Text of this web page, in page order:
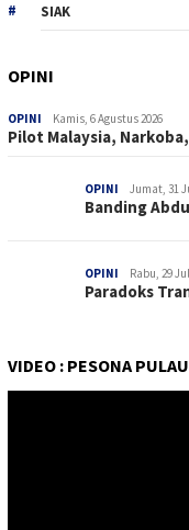
SIAK
OPINI
OPINI Kamis, 6 Agustus 2026
Pilot Malaysia,
OPINI Jumat, 31
Banding
OPINI Rabu, 29
Paradoks
VIDEO : PESONA